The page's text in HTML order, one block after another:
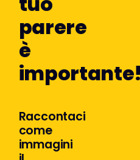
parere
è
Raccontaci
come
immagini